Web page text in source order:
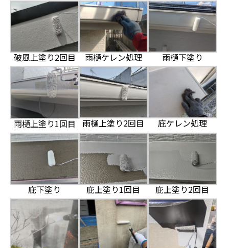
破風上塗り2回目 雨樋ケレン処理 雨樋下塗り
雨樋上塗り1回目 雨樋上塗り2回目 庇ケレン処理
庇下塗り 庇上塗り1回目 庇上塗り2回目